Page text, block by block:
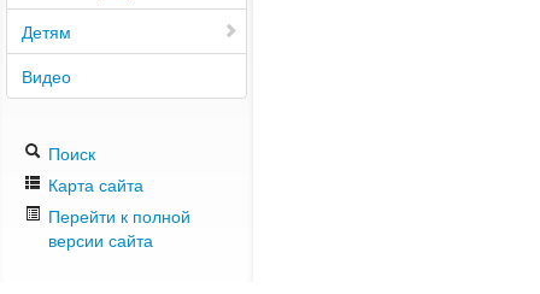
Детям
Видео
Поиск
Карта сайта
Перейти к полной
версии сайта